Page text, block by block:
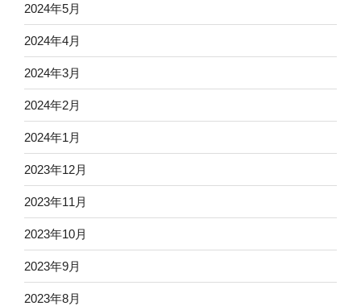
2024年5月
2024年4月
2024年3月
2024年2月
2024年1月
2023年12月
2023年11月
2023年10月
2023年9月
2023年8月